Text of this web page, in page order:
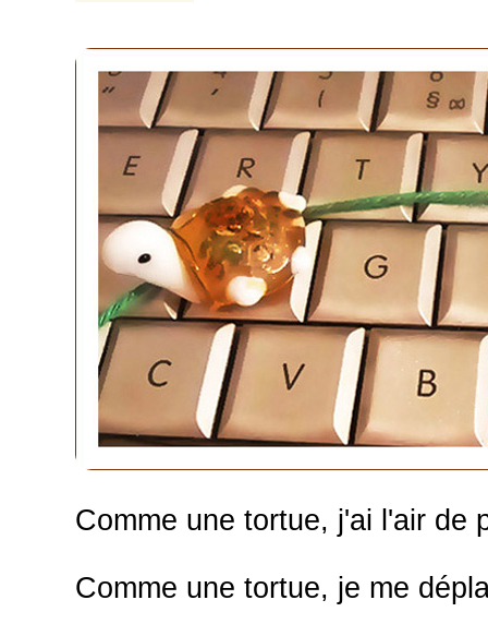
Comme une tortue, j'ai l'air de
Comme une tortue, je me